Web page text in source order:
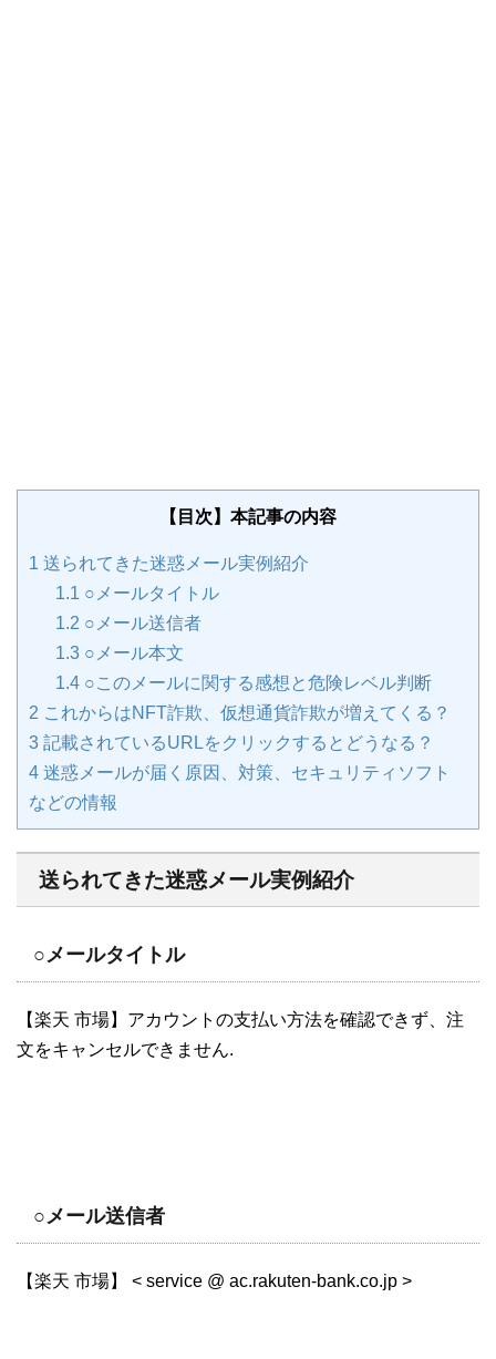
【目次】本記事の内容
1 送られてきた迷惑メール実例紹介
1.1 ○メールタイトル
1.2 ○メール送信者
1.3 ○メール本文
1.4 ○このメールに関する感想と危険レベル判断
2 これからはNFT詐欺、仮想通貨詐欺が増えてくる？
3 記載されているURLをクリックするとどうなる？
4 迷惑メールが届く原因、対策、セキュリティソフト
などの情報
送られてきた迷惑メール実例紹介
○メールタイトル
【楽天 市場】アカウントの支払い方法を確認できず、注
文をキャンセルできません.
○メール送信者
【楽天 市場】 < service @ ac.rakuten-bank.co.jp >